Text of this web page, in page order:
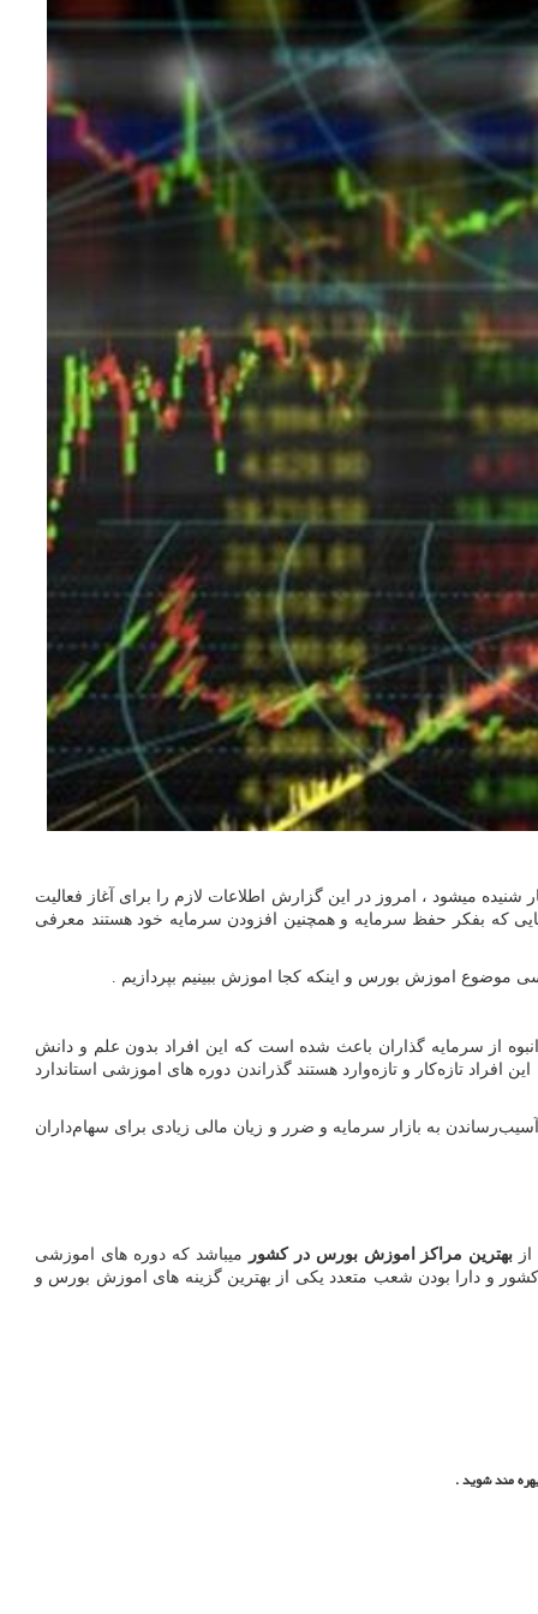
شنیده میشود ، امروز در این گزارش اطلاعات لازم را برای آغاز فعالیت
که بفکر حفظ سرمایه و همچنین افزودن سرمایه خود هستند معرفی
موضوع اموزش بورس و اینکه کجا اموزش ببینیم بپردازیم .
انبوه از سرمایه گذاران باعث شده است که این افراد بدون علم و دانش
تازه‌کار و تازه‌وارد هستند گذراندن دوره های اموزشی استاندارد
به بازار سرمایه و ضرر و زیان مالی زیادی برای سهام‌داران
بهترین مراکز اموزش بورس در کشور
میباشد که دوره های اموزشی
و خارج از کشور و دارا بودن شعب متعدد یکی از بهترین گزینه های اموزش بورس و
مند شوید .